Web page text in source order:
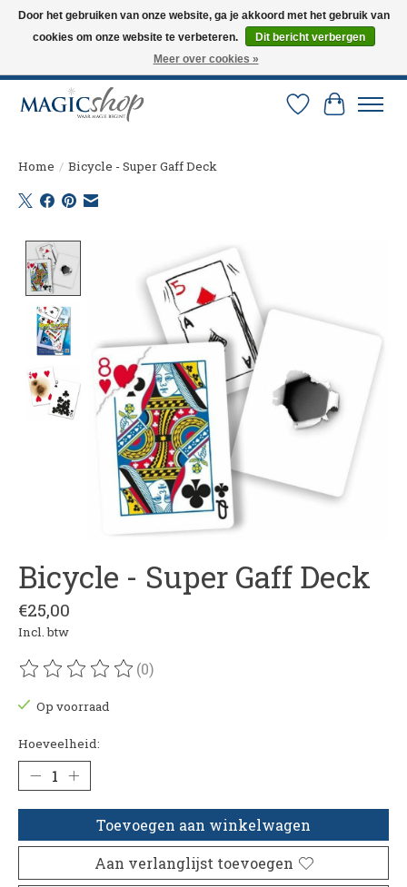
Altijd de nieuwste trucs op voorraad. Snelle verzending via PostNL en DHL.
Langskomen in onze winkel? Bel of mail om een afspraak te maken. 0251-
Verlanglijst
Home / Bicycle - Super Gaff Deck
Product image slideshow Items
Bicycle - Super Gaff Deck
€25,00
Incl. btw
De beoordeling van dit product is
(0)
Op voorraad
Hoeveelheid:
Toevoegen aan winkelwagen
Aan verlanglijst toevoegen
Door het gebruiken van onze website, ga je akkoord met het gebruik van
cookies om onze website te verbeteren.
Dit bericht verbergen
Meer over cookies »